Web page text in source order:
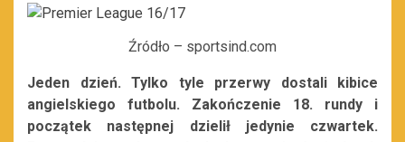
Źródło – sportsind.com
Jeden dzień. Tylko tyle przerwy dostali kibice
angielskiego futbolu. Zakończenie 18. rundy i
początek następnej dzielił jedynie czwartek.